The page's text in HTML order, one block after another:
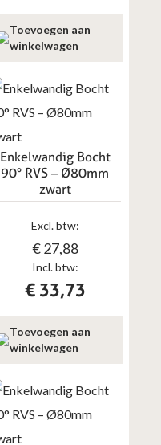
Toevoegen aan
winkelwagen
Enkelwandig Bocht
90° RVS – Ø80mm
zwart
Incl. btw:
€33,73
Excl. btw:
€27,88
Toevoegen aan
winkelwagen